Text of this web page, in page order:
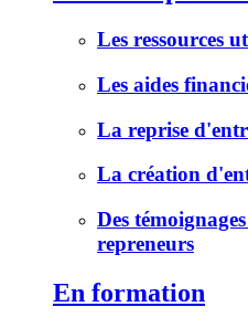
Les ressources
Les aides
La reprise
La création
Des
repreneurs
En formation